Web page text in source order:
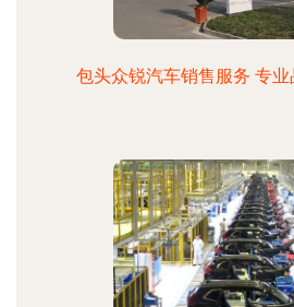
包头众锐汽车销售服务 专